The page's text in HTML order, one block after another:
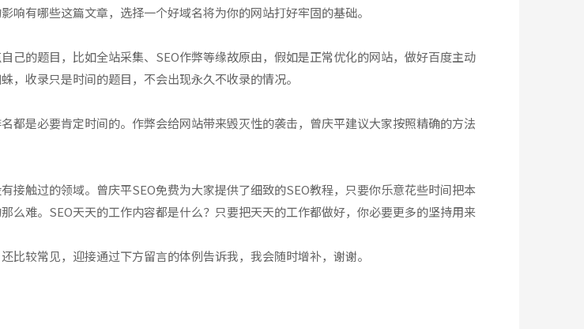
有哪些这篇文章，选择一个好域名将为你的网站打好牢固的基础。
己的题目，比如全站采集、SEO作弊等缘故原由，假如是正常优化的网站，做好百度主动
收录只是时间的题目，不会出现永久不收录的情况。
都是必要肯定时间的。作弊会给网站带来毁灭性的袭击，曾庆平建议大家按照精确的方法
接触过的领域。曾庆平SEO免费为大家提供了细致的SEO教程，只要你乐意花些时间把本
么难。SEO天天的工作内容都是什么？只要把天天的工作都做好，你必要更多的坚持用来
较常见，迎接通过下方留言的体例告诉我，我会随时增补，谢谢。